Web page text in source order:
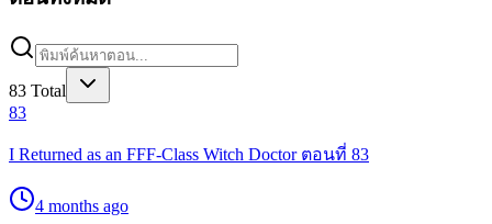
83 Total
83
I Returned as an FFF-Class Witch Doctor ตอนที่ 83
4 months ago